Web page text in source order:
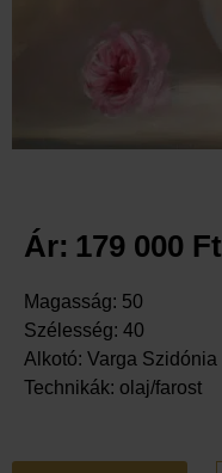
Ár: 179 000 Ft
Magasság: 50
Szélesség: 40
Alkotó: Varga Szidónia
Technikák: olaj/farost